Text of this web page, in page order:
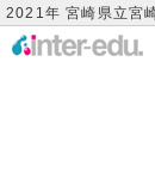
2021年 宮崎県立宮